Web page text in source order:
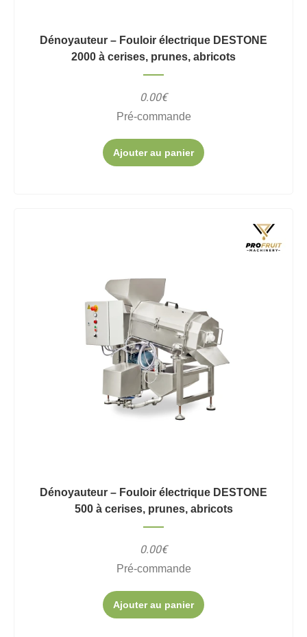
Dénoyauteur – Fouloir électrique DESTONE
2000 à cerises, prunes, abricots
0.00€
Pré-commande
Ajouter au panier
Dénoyauteur – Fouloir électrique DESTONE
500 à cerises, prunes, abricots
0.00€
Pré-commande
Ajouter au panier